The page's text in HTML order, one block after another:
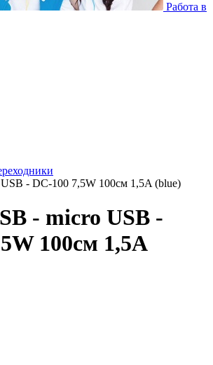
Работа в
- DC-100 7,5W 100см 1,5A (blue)
- micro USB -
100см 1,5A